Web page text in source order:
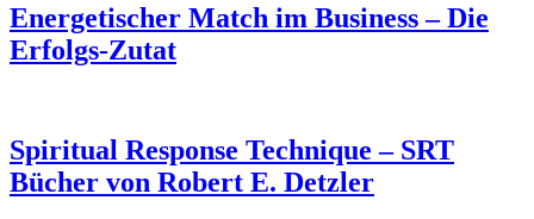
Energetischer Match im Business – Die
Erfolgs-Zutat
Spiritual Response Technique – SRT
Bücher von Robert E. Detzler